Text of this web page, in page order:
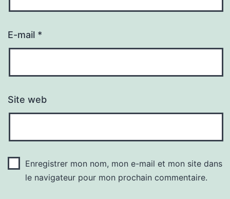
E-mail *
Site web
Enregistrer mon nom, mon e-mail et mon site dans
le navigateur pour mon prochain commentaire.